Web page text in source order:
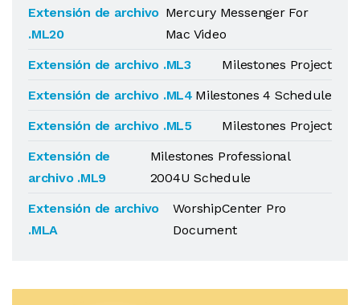
Extensión de archivo
.ML20
Mercury Messenger For
Mac Video
Extensión de archivo .ML3
Milestones Project
Extensión de archivo .ML4 Milestones 4 Schedule
Extensión de archivo .ML5
Milestones Project
Extensión de
archivo .ML9
Milestones Professional
2004U Schedule
Extensión de archivo
.MLA
WorshipCenter Pro
Document